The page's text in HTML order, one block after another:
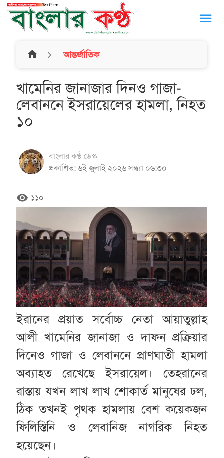
menu
home আন্তর্জাতিক
খামেনির জানাজার দিনও গাজা-
লেবাননে ইসরায়েলের হামলা, নিহত
১০
বাংলার কণ্ঠ ডেস্ক
প্রকাশিত: ৬ই জুলাই ২০২৬ সন্ধ্যা ০৬:৩০
remove_red_eye ১১০
ইরানের প্রয়াত সর্বোচ্চ নেতা আয়াতুল্লাহ
আলী খামেনির জানাজা ও দাফন প্রক্রিয়ার
দিনেও গাজা ও লেবাননে প্রাণঘাতী হামলা
অব্যাহত রেখেছে ইসরায়েল। তেহরানের
রাস্তায় যখন লাখ লাখ শোকার্ত মানুষের ঢল,
ঠিক তখনই পৃথক হামলায় বেশ কয়েকজন
ফিলিস্তিনি ও লেবানিজ নাগরিক নিহত
হয়েছেন।